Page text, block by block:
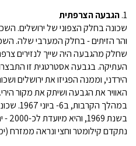
1. הגבעה הצרפתית
שכונה בחלק הצפוני של ירושלים.
והר הזיתים - בחלק המערבי שלה.
שחלק מהגבעה היה שייך לנזירים
העתיקה. בגבעה אסטרטגית זו
הירדני, וממנה הפגיזו את ירושלים
האוויר את הגבעה ושיתק את מקור
במהלך
נתקדם קילומטר וחצי ונראה ממזרח